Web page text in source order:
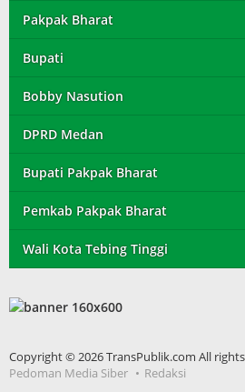
Pakpak Bharat
Bupati
Bobby Nasution
DPRD Medan
Bupati Pakpak Bharat
Pemkab Pakpak Bharat
Wali Kota Tebing Tinggi
Copyright © 2026 TransPublik.com All
Pedoman Media Siber
Redaksi